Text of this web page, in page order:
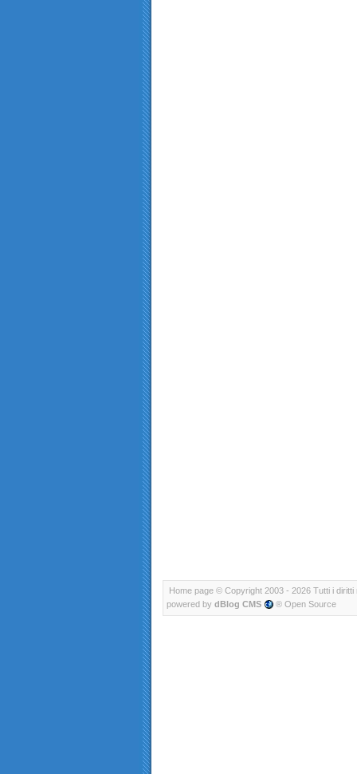
Home page © Copyright 2003 - 2026 Tutti i diritti
powered by dBlog CMS ® Open Source